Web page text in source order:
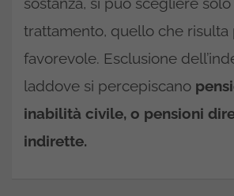
trattamento, quello che risulta
favorevole. Esclusione
laddove si percepiscano
inabilità civile, o pensioni
indirette.